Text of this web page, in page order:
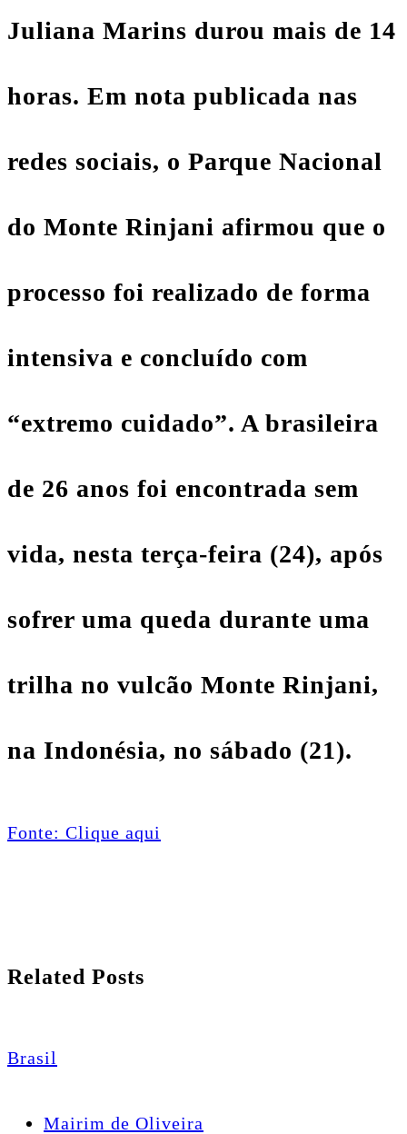
Juliana Marins durou mais de 14
horas. Em nota publicada nas
redes sociais, o Parque Nacional
do Monte Rinjani afirmou que o
processo foi realizado de forma
intensiva e concluído com
“extremo cuidado”. A brasileira
de 26 anos foi encontrada sem
vida, nesta terça-feira (24), após
sofrer uma queda durante uma
trilha no vulcão Monte Rinjani,
na Indonésia, no sábado (21).
Fonte: Clique aqui
Related Posts
Brasil
Mairim de Oliveira